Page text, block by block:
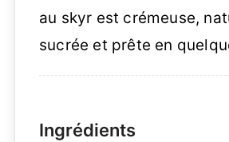
au skyr est crémeuse,
sucrée et prête en
Ingrédients